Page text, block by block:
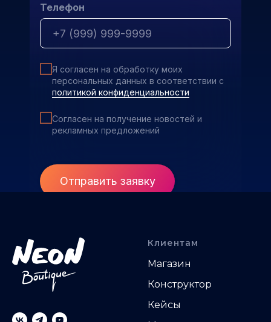
Телефон
Я согласен на обработку моих
персональных данных в соответствии с
политикой конфиденциальности
Согласен на получение новостей и
рекламных предложений
Отправить заявку
Клиентам
Магазин
Конструктор
Кейсы